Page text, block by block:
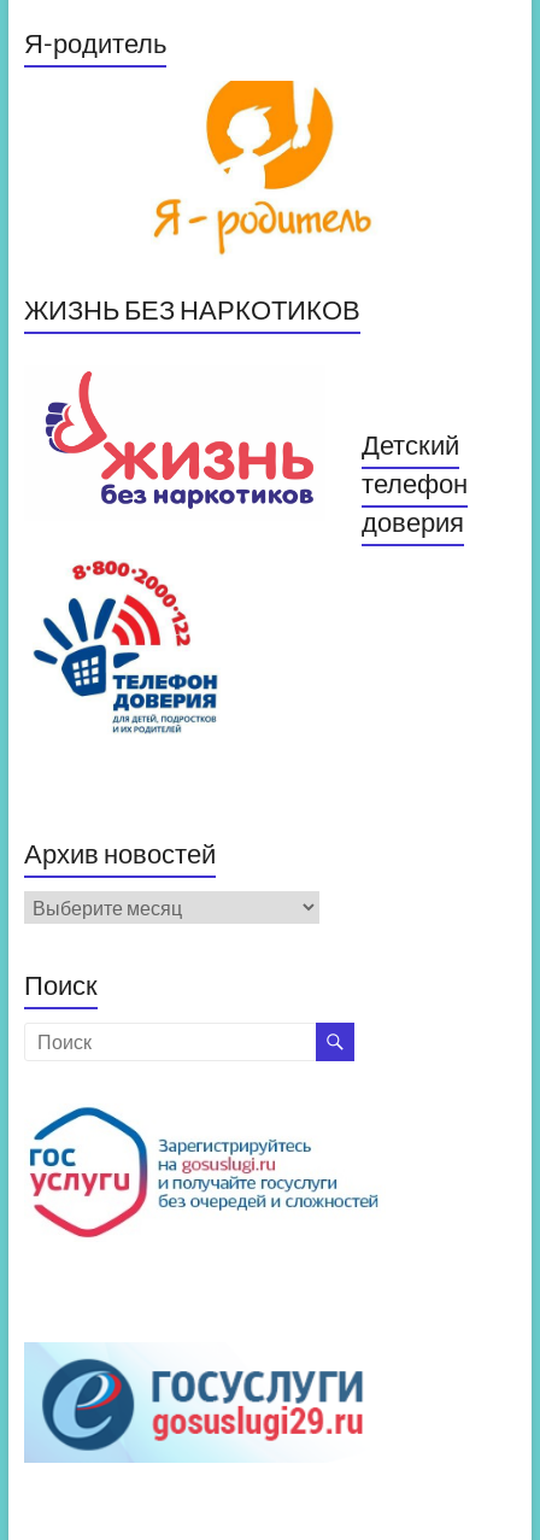
Я-родитель
ЖИЗНЬ БЕЗ НАРКОТИКОВ
Детский
телефон
доверия
Архив новостей
Архив
новостей
Поиск